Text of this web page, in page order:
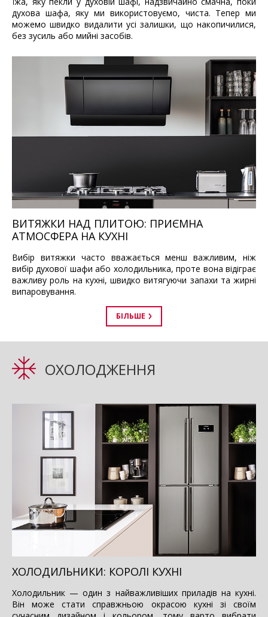
духова шафа, яку ми використовуємо, чиста. Тепер ми
можемо швидко видалити усі залишки, що накопичилися,
без зусиль або мийні засобів.
ВИТЯЖКИ НАД ПЛИТОЮ: ПРИЄМНА
АТМОСФЕРА НА КУХНІ
Вибір витяжки часто вважається менш важливим, ніж
вибір духової шафи або холодильника, проте вона відіграє
важливу роль на кухні, швидко витягуючи запахи та жирні
випаровування.
БІЛЬШЕ
ОХОЛОДЖЕННЯ
ХОЛОДИЛЬНИКИ: КОРОЛІ КУХНІ
Холодильник — один з найважливіших приладів на кухні.
Він може стати справжньою окрасою кухні зі своїм